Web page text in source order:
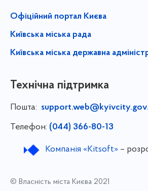
Офіційний портал Києва
Київська міська рада
Київська міська державна
Технічна підтримка
Пошта:
Телефон: (044) 366-80-13
Компанія «Kitsoft»–
© Власність міста Києва 2021